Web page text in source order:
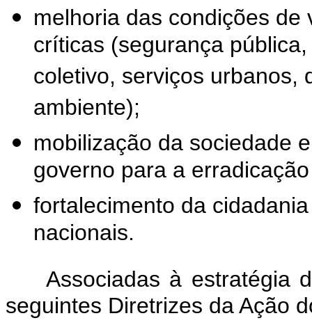
melhoria das condições
críticas (segurança
coletivo, serviços urbanos,
ambiente);
mobilização da sociedade
governo para a
fortalecimento da
nacionais.
Associadas à estratégia
seguintes Diretrizes da Ação